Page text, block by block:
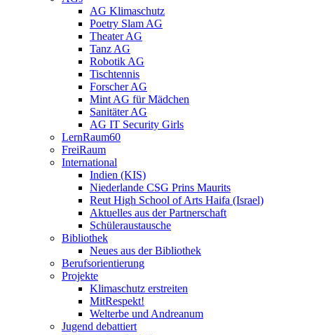
AG Klimaschutz
Poetry Slam AG
Theater AG
Tanz AG
Robotik AG
Tischtennis
Forscher AG
Mint AG für Mädchen
Sanitäter AG
AG IT Security Girls
LernRaum60
FreiRaum
International
Indien (KIS)
Niederlande CSG Prins Maurits
Reut High School of Arts Haifa (Israel)
Aktuelles aus der Partnerschaft
Schüleraustausche
Bibliothek
Neues aus der Bibliothek
Berufsorientierung
Projekte
Klimaschutz erstreiten
MitRespekt!
Welterbe und Andreanum
Jugend debattiert